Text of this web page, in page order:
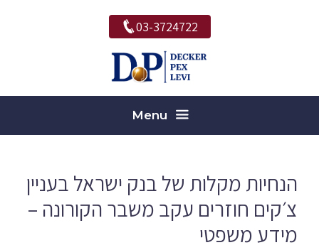
03-3724722
Menu
הנחיות מקלות של בנק ישראל בעניין
צ׳קים חוזרים עקב משבר הקורונה –
מידע משפטי